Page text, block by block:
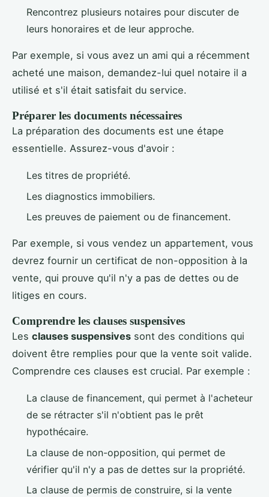
Rencontrez plusieurs notaires pour discuter de
leurs honoraires et de leur approche.
Par exemple, si vous avez un ami qui a récemment
acheté une maison, demandez-lui quel notaire il a
utilisé et s'il était satisfait du service.
Préparer les documents nécessaires
La préparation des documents est une étape
essentielle. Assurez-vous d'avoir :
Les titres de propriété.
Les diagnostics immobiliers.
Les preuves de paiement ou de financement.
Par exemple, si vous vendez un appartement, vous
devrez fournir un certificat de non-opposition à la
vente, qui prouve qu'il n'y a pas de dettes ou de
litiges en cours.
Comprendre les clauses suspensives
Les clauses suspensives sont des conditions qui
doivent être remplies pour que la vente soit valide.
Comprendre ces clauses est crucial. Par exemple :
La clause de financement, qui permet à l'acheteur
de se rétracter s'il n'obtient pas le prêt
hypothécaire.
La clause de non-opposition, qui permet de
vérifier qu'il n'y a pas de dettes sur la propriété.
La clause de permis de construire, si la vente